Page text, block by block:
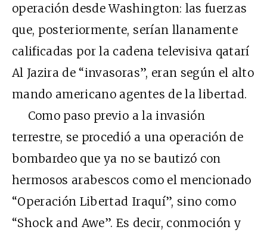
operación desde Washington: las fuerzas
que, posteriormente, serían llanamente
calificadas por la cadena televisiva qatarí
Al Jazira de “invasoras”, eran según el alto
mando americano agentes de la libertad.
Como paso previo a la invasión
terrestre, se procedió a una operación de
bombardeo que ya no se bautizó con
hermosos arabescos como el mencionado
“Operación Libertad Iraquí”, sino como
“Shock and Awe”. Es decir, conmoción y